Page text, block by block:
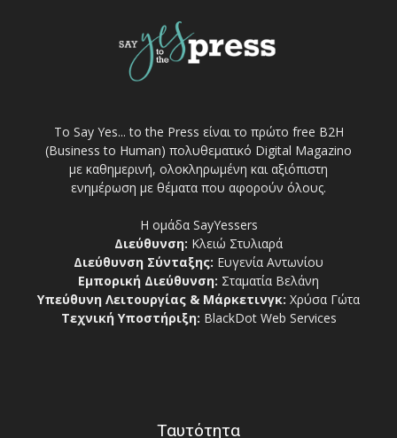
Το Say Yes... to the Press είναι το πρώτο free Β2Η
(Business to Human) πολυθεματικό Digital Magazino
με καθημερινή, ολοκληρωμένη και αξιόπιστη
ενημέρωση με θέματα που αφορούν όλους.
Η ομάδα SayYessers
Διεύθυνση: Κλειώ Στυλιαρά
Διεύθυνση Σύνταξης: Ευγενία Αντωνίου
Εμπορική Διεύθυνση: Σταματία Βελάνη
Υπεύθυνη Λειτουργίας & Μάρκετινγκ: Χρύσα Γώτα
Τεχνική Υποστήριξη: BlackDot Web Services
Ταυτότητα